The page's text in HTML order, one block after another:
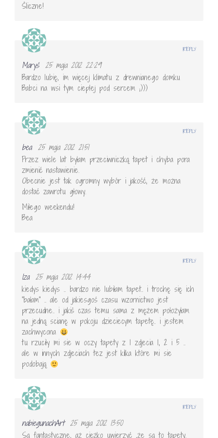
Śliczne!
Maryś 25 maja 2012 22:29
Bardzo lubię, im więcej klimatu z drewnianego domku
Babci na wsi tym cieplej pod sercem ;)))
REPLY
bea 25 maja 2012 21:51
Przez wiele lat byłam przeciwniczką tapet i chyba pora
zmienić nastawienie.
Obecnie jest tak ogromny wybór i jakość, że można
dostać zawrotu głowy.
Miłego weekendu!
Bea
REPLY
Iza 25 maja 2012 14:44
kiedys kiedys .. bardzo nie lubiłam tapet.. i trochę się ich
"bałam" .. ale od jakiesgoś czasu wzornictwo jest
przecudne.. i jakiś czas temu sama z mężem położyłam
na jedną scianę w pokoju dzieciecym tapetę.. i jestem
zachwycona
tu rzuciły mi sie w oczy tapety z 1 zdjecia 1, 2 i 5 ..
ale w innych zdjeciach tez jest kilka które mi sie
podobają
REPLY
nabiegunachArt 25 maja 2012 13:50
Są fantastyczne, aż ciężko uwierzyć ,że są to tapety.
REPLY